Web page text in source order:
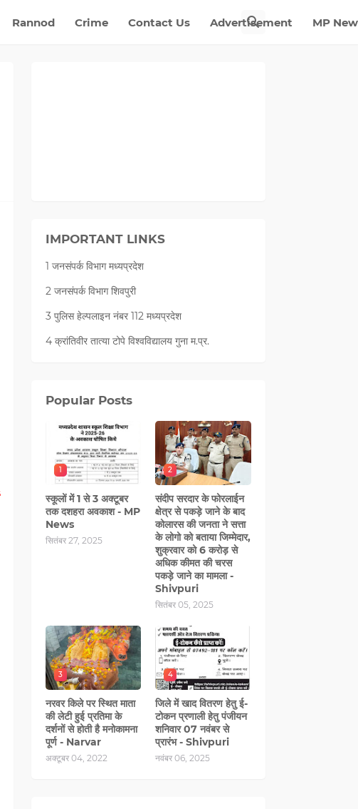
Rannod Crime Contact Us Advertisement MP
IMPORTANT LINKS
1 जनसंपर्क विभाग मध्यप्रदेश
2 जनसंपर्क विभाग शिवपुरी
3 पुलिस हेल्पलाइन नंबर 112 मध्‍यप्रदेश
4 क्रांतिवीर तात्या टोपे विश्वविद्यालय गुना म.प्र.
Popular Posts
1
स्कूलों में 1 से 3 अक्टूबर
तक दशहरा अवकाश - MP
News
सितंबर 27, 2025
2
संदीप सरदार के फोरलाईन
क्षेत्र से पकड़े जाने के बाद
कोलारस की जनता ने सत्ता
के लोगो को बताया जिम्मेदार,
शुक्रवार को 6 करोड़ से
अधिक कीमत की चरस
पकड़े जाने का मामला -
Shivpuri
सितंबर 05, 2025
3
नरवर किले पर स्थित माता
की लेटी हुई प्रतिमा के
दर्शनों से होती है मनोकामना
पूर्ण - Narvar
अक्टूबर 04, 2022
4
जिले में खाद वितरण हेतु ई-
टोकन प्रणाली हेतु पंजीयन
शनिवार 07 नवंबर से
प्रारंभ - Shivpuri
नवंबर 06, 2025